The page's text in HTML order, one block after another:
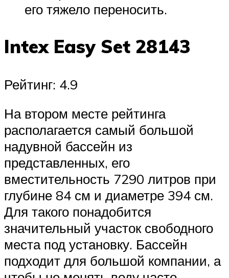
его тяжело переносить.
Intex Easy Set 28143
Рейтинг: 4.9
На втором месте рейтинга
располагается самый большой
надувной бассейн из
представленных, его
вместительность 7290 литров при
глубине 84 см и диаметре 394 см.
Для такого понадобится
значительный участок свободного
места под установку. Бассейн
подходит для большой компании, а